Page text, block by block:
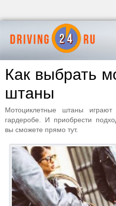
Как выбрать
штаны
Мотоциклетные штаны
гардеробе. И приобрести
вы сможете прямо тут.